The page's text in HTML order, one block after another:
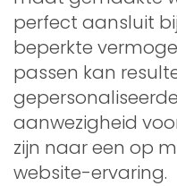
perfect aansluit
beperkte
passen kan
aanwezigheid
zijn naar een op
website-ervaring.